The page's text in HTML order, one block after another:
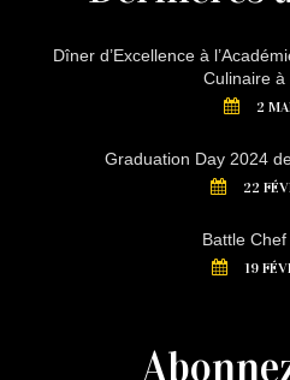
Dîner d’Excellence à
Culinaire à
2
Graduation Day 2024
22
Battle
19